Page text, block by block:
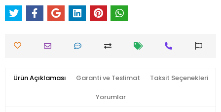
Ürün Açıklaması Garanti ve Teslimat Taksit Seçenekleri
Yorumlar